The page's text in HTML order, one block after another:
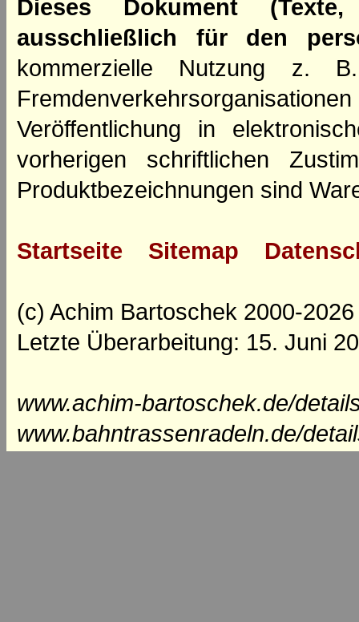
Dieses Dokument
ausschließlich für den
kommerzielle Nutzung z.
Veröffentlichung in
vorherigen schriftlichen
Produktbezeichnungen sind
Startseite Sitemap
(c) Achim Bartoschek 2000-2026
Letzte Überarbeitung: 15. Juni
www.achim-bartoschek.de/
www.bahntrassenradeln.de/